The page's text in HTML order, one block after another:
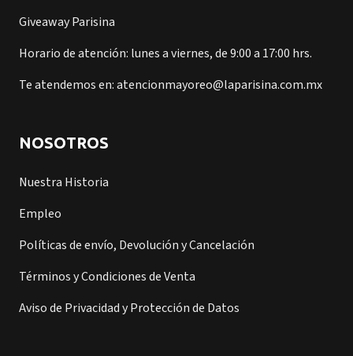
Giveaway Parisina
Horario de atención: lunes a viernes, de 9:00 a 17:00 hrs.
Te atendemos en: atencionmayoreo@laparisina.com.mx
NOSOTROS
Nuestra Historia
Empleo
Políticas de envío, Devolución y Cancelación
Términos y Condiciones de Venta
Aviso de Privacidad y Protección de Datos